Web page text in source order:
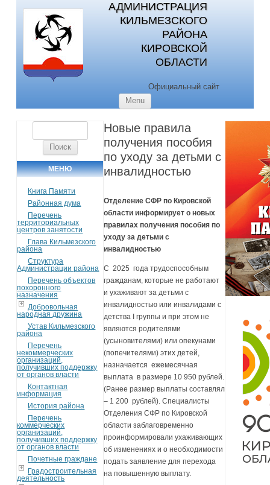
АДМИНИСТРАЦИЯ
КИЛЬМЕЗСКОГО
РАЙОНА
КИРОВСКОЙ
ОБЛАСТИ
Официальный сайт
Menu
МЕНЮ
Книга Памяти
Районная дума
Перечень
территориальных
центров занятости
Глава Кильмезского
района
Структура
Администрации района
Перечень объектов
похоронного
назначения
Добровольная
народная дружина
Устав Кильмезского
района
Перечень
некоммерческих
организаций,
получивших поддержку
от органов власти
Контактная
информация
История района
Перечень
коммерческих
организаций,
получивших поддержку
от органов власти
Почетные граждане
Градостроительная
деятельность
Новые правила
получения пособия
по уходу за детьми с
инвалидностью
Отделение СФР по Кировской
области информирует о новых
правилах получения пособия по
уходу за детьми с
инвалидностью
С 2025 года трудоспособным
гражданам, которые не работают
и ухаживают за детьми с
инвалидностью или инвалидами с
детства I группы и при этом не
являются родителями
(усыновителями) или опекунами
(попечителями) этих детей,
назначается ежемесячная
выплата в размере 10 950 рублей.
(Ранее размер выплаты составлял
– 1 200 рублей). Специалисты
Отделения СФР по Кировской
области заблаговременно
проинформировали ухаживающих
об изменениях и о необходимости
подать заявление для перехода
на повышенную выплату.